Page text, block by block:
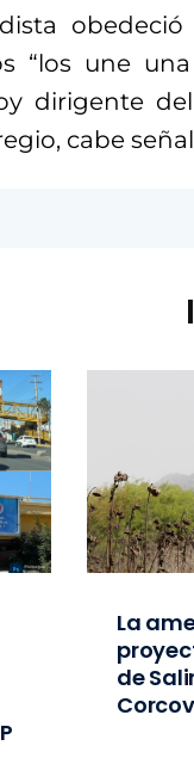
“los une
dirigente
cabe
La
de